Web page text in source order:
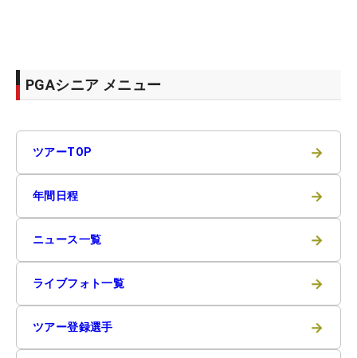
PGAシニア メニュー
ツアーTOP →
年間日程 →
ニュース一覧 →
ライブフォト一覧 →
ツアー登録選手 →